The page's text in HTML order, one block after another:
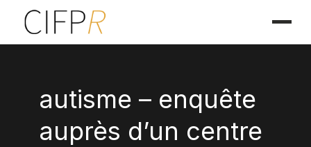
autisme – enquête
auprès d’un centre